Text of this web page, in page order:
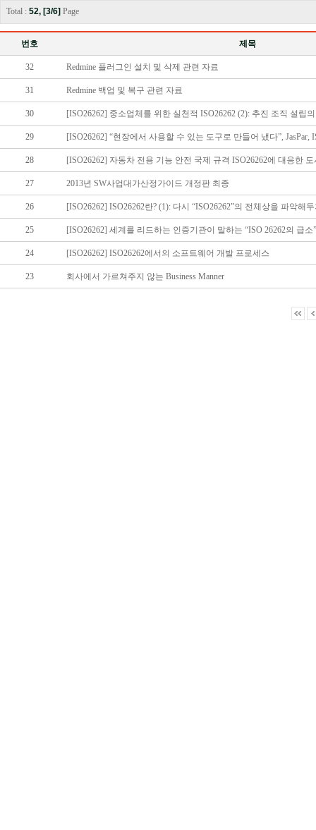
Total : 52, [3/6] Page
번호 제목
32 Redmine 플러그인 설치 및 삭제 관련 자료
31 Redmine 백업 및 복구 관련 자료
30 [ISO26262] 중소업체를 위한 실천적 ISO26262 (2): 추진 조직 설립
29 [ISO26262] “현장에서 사용할 수 있는 도구로 만들어 냈다”, JasPar,
28 [ISO26262] 자동차 전용 기능 안전 국제 규격 ISO26262에 대응한
27 2013년 SW사업대가산정가이드 개정판 최종
26 [ISO26262] ISO26262란? (1): 다시 “ISO26262”의 전체상을 파악해
25 [ISO26262] 세계를 리드하는 인증기관이 말하는 “ISO 26262의 급소”
24 [ISO26262] ISO26262에서의 소프트웨어 개발 프로세스
23 회사에서 가르쳐주지 않는 Business Manner